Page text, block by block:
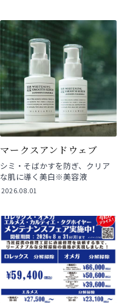
マークスアンドウェブ
シミ・そばかすを防ぎ、クリア
な肌に導く美白※美容液
2026.08.01